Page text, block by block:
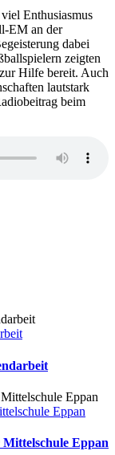
Enthusiasmus
EM an der
dabei
zeigten
Hilfe bereit. Auch
lautstark
beim
Eppan
Eppan